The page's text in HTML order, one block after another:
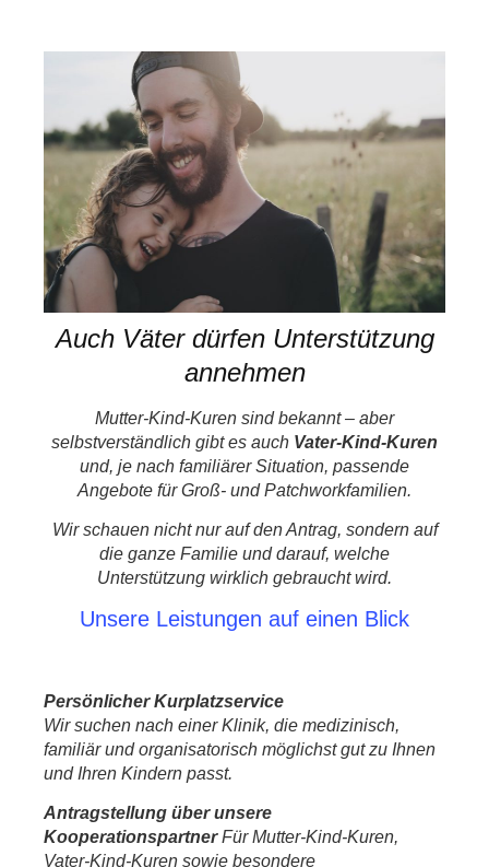
Auch Väter dürfen Unterstützung
annehmen
Mutter-Kind-Kuren sind bekannt – aber
selbstverständlich gibt es auch Vater-Kind-Kuren
und, je nach familiärer Situation, passende
Angebote für Groß- und Patchworkfamilien.
Wir schauen nicht nur auf den Antrag, sondern auf
die ganze Familie und darauf, welche
Unterstützung wirklich gebraucht wird.
Unsere Leistungen auf einen Blick
Persönlicher Kurplatzservice
Wir suchen nach einer Klinik, die medizinisch,
familiär und organisatorisch möglichst gut zu Ihnen
und Ihren Kindern passt.
Antragstellung über unsere
KooperationspartnerFür Mutter-Kind-Kuren,
Vater-Kind-Kuren sowie besondere